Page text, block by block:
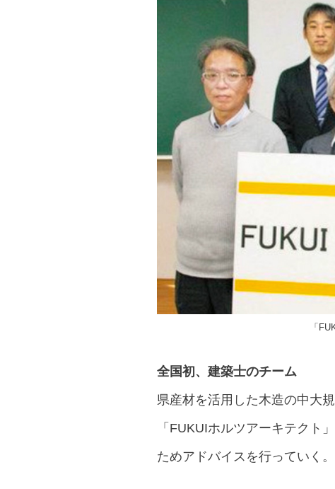
「
全国初、建築士のチーム
県産材を活用した木造の中大
「FUKUIホルツアーキテクト
ためアドバイスを行っていく。